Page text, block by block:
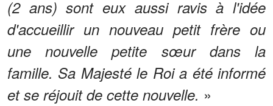
(2 ans) sont eux aussi ravis à l'idée
d'accueillir un nouveau petit frère ou
une nouvelle petite sœur dans la
famille. Sa Majesté le Roi a été informé
et se réjouit de cette nouvelle. »